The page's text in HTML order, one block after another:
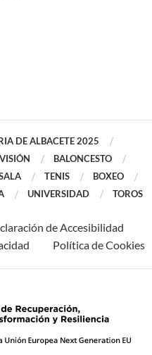
DE ALBACETE 2025
BALONCESTO
TENIS
BOXEO
UNIVERSIDAD TOROS
de Accesibilidad
Política de Cookies